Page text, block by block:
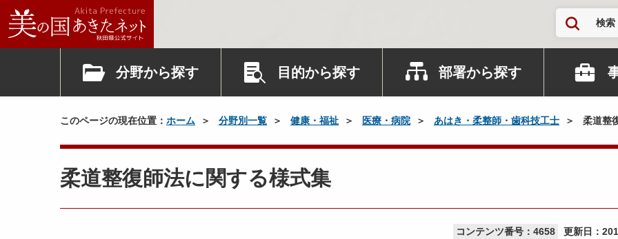
検索
分野から探す 目的から探す 部署から探す
このページの現在位置： ホーム 分野別一覧 健康・福祉 医療・病院 あはき・柔整師・歯科技工士 柔道整
柔道整復師法に関する様式集
コンテンツ番号：4658 更新日：